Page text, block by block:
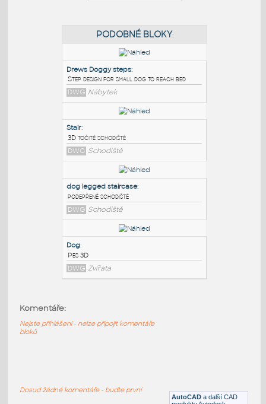
PODOBNÉ BLOKY:
Drews Doggy steps
Step design for small dog to reach bed
DWG Nábytek
3D točité schodiště
DWG
DWG Schodiště
DWG Zvířata AutoCAD a další CAD
Komentáře:
Nejste přihlášeni - nelze připojit komentáře
bloků
Dosud žádné komentáře - buďte první